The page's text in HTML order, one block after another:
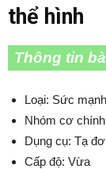
thể hình
Thông tin
Loại: Sức mạnh
Nhóm cơ
Dụng cụ: Tạ
Cấp độ: Vừa